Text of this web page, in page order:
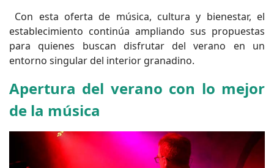
Con esta oferta de música, cultura y bienestar, el
establecimiento continúa ampliando sus propuestas
para quienes buscan disfrutar del verano en un
entorno singular del interior granadino.
Apertura del verano con lo mejor
de la música